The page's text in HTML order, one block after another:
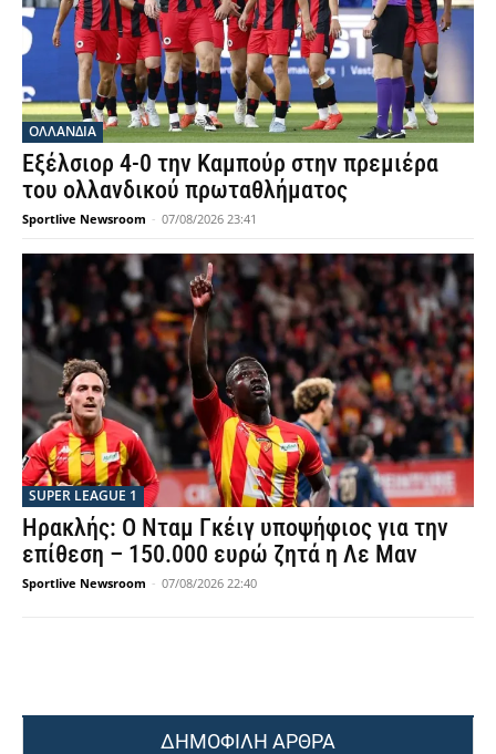
OΛΛΑΝΔΊΑ
Εξέλσιορ 4-0 την Καμπούρ στην πρεμιέρα
του ολλανδικού πρωταθλήματος
Sportlive Newsroom - 07/08/2026 23:41
SUPER LEAGUE 1
Ηρακλής: Ο Νταμ Γκέιγ υποψήφιος για την
επίθεση – 150.000 ευρώ ζητά η Λε Μαν
Sportlive Newsroom - 07/08/2026 22:40
ΔΗΜΟΦΙΛΗ ΑΡΘΡΑ